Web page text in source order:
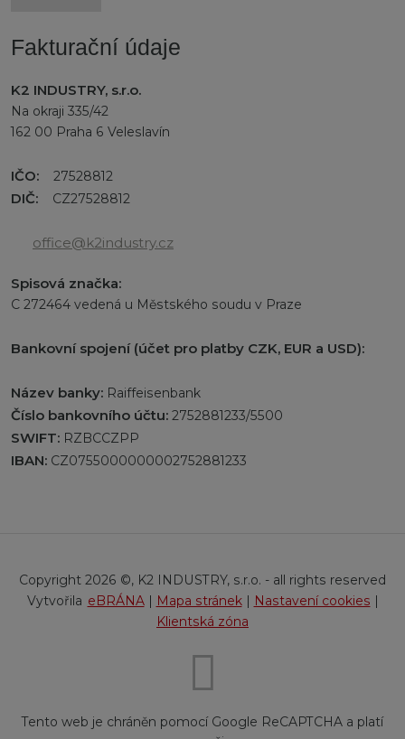
Fakturační údaje
K2 INDUSTRY, s.r.o.
Na okraji 335/42
162 00 Praha 6 Veleslavín
IČO: 27528812
DIČ: CZ27528812
office@k2industry.cz
Spisová značka:
C 272464 vedená u Městského soudu v Praze
Bankovní spojení (účet pro platby CZK, EUR a USD):
Název banky: Raiffeisenbank
Číslo bankovního účtu: 2752881233/5500
SWIFT: RZBCCZPP
IBAN: CZ0755000000002752881233
Copyright 2026 ©, K2 INDUSTRY, s.r.o. - all rights reserved
eBRÁNA | Mapa stránek | Nastavení cookies |
Klientská zóna
Tento web je chráněn pomocí Google ReCAPTCHA a platí